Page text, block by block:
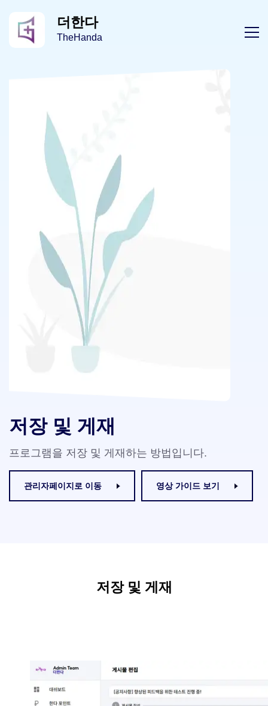
더한다
TheHanda
저장 및 게재
프로그램을 저장 및 게재하는 방법입니다.
관리자페이지로 이동 영상 가이드 보기
저장 및 게재